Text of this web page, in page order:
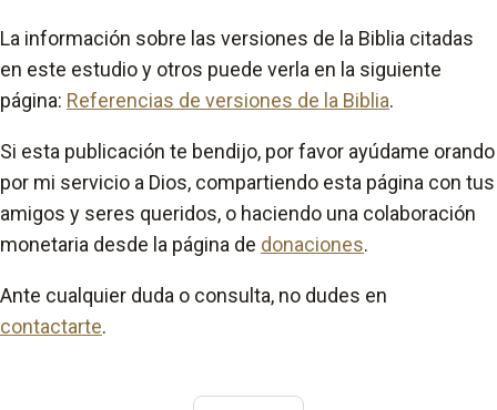
La información sobre las versiones de la Biblia citadas
en este estudio y otros puede verla en la siguiente
página: Referencias de versiones de la Biblia.
Si esta publicación te bendijo, por favor ayúdame orando
por mi servicio a Dios, compartiendo esta página con tus
amigos y seres queridos, o haciendo una colaboración
monetaria desde la página de donaciones.
Ante cualquier duda o consulta, no dudes en
contactarte.